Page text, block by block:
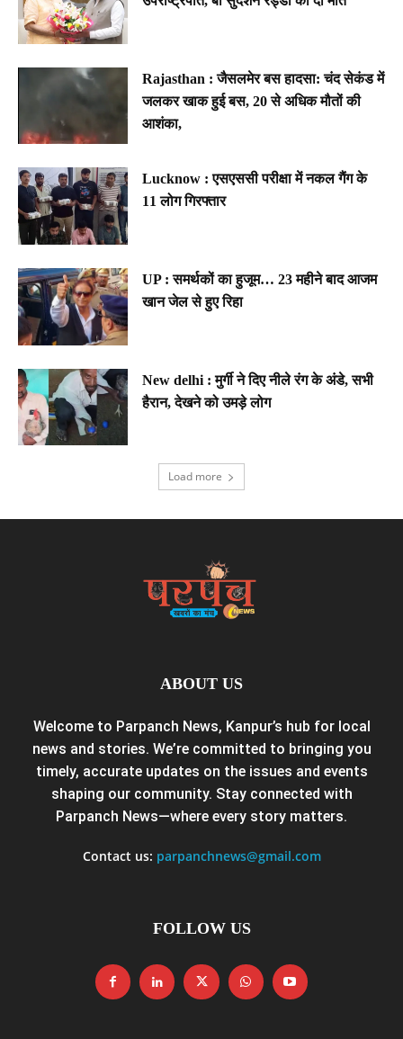
Rajasthan : जैसलमेर बस हादसा: चंद सेकंड में
जलकर खाक हुई बस, 20 से अधिक मौतों की
आशंका,
Lucknow : एसएससी परीक्षा में नकल गैंग के
11 लोग गिरफ्तार
UP : समर्थकों का हुजूम… 23 महीने बाद आजम
खान जेल से हुए रिहा
New delhi : मुर्गी ने दिए नीले रंग के अंडे, सभी
हैरान, देखने को उमड़े लोग
Load more
ABOUT US
Welcome to Parpanch News, Kanpur’s hub for local
news and stories. We’re committed to bringing you
timely, accurate updates on the issues and events
shaping our community. Stay connected with
Parpanch News—where every story matters.
Contact us: parpanchnews@gmail.com
FOLLOW US